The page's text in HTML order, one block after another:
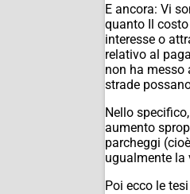
E ancora: Vi
quanto Il
interesse o
relativo al
non ha messo
strade
Nello
aumento
parcheggi
ugualmente la
Poi ecco le